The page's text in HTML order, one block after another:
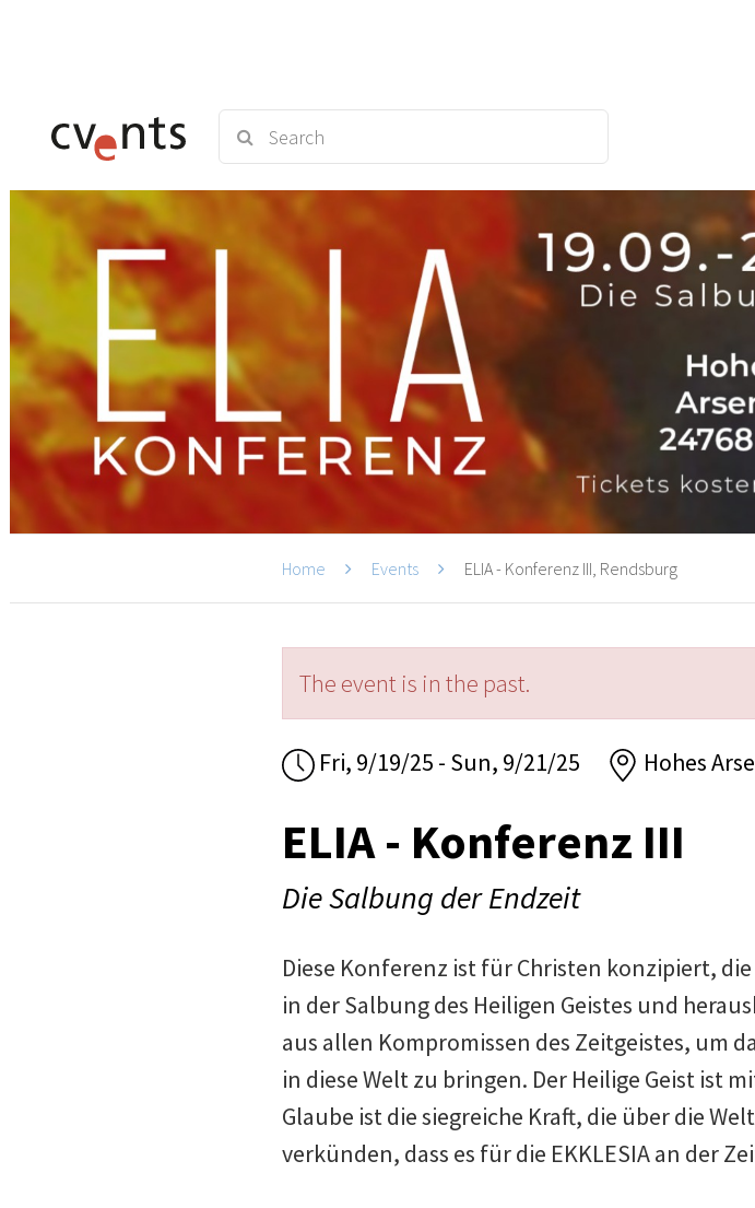
Home Events ELIA - Konferenz III, Rendsburg
The event is in the past.
Fri, 9/19/25 - Sun, 9/21/25 Hohes
ELIA - Konferenz III
Die Salbung der Endzeit
Diese Konferenz ist für Christen konzipiert,
in der Salbung des Heiligen Geistes und
aus allen Kompromissen des Zeitgeistes, um
in diese Welt zu bringen. Der Heilige Geist ist
Glaube ist die siegreiche Kraft, die über die
verkünden, dass es für die EKKLESIA an der